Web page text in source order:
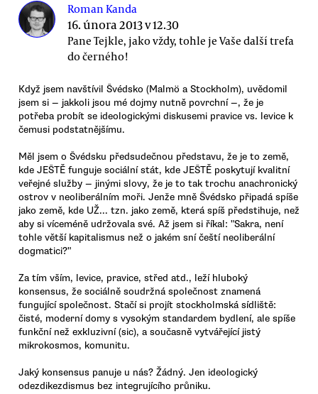
Roman Kanda
16. února 2013 v 12.30
Pane Tejkle, jako vždy, tohle je Vaše další trefa
do černého!
Když jsem navštívil Švédsko (Malmö a Stockholm), uvědomil
jsem si — jakkoli jsou mé dojmy nutně povrchní —, že je
potřeba probít se ideologickými diskusemi pravice vs. levice k
čemusi podstatnějšímu.
Měl jsem o Švédsku předsudečnou představu, že je to země,
kde JEŠTĚ funguje sociální stát, kde JEŠTĚ poskytují kvalitní
veřejné služby — jinými slovy, že je to tak trochu anachronický
ostrov v neoliberálním moři. Jenže mně Švédsko připadá spíše
jako země, kde UŽ... tzn. jako země, která spíš předstihuje, než
aby si víceméně udržovala své. Až jsem si říkal: "Sakra, není
tohle větší kapitalismus než o jakém sní čeští neoliberální
dogmatici?"
Za tím vším, levice, pravice, střed atd., leží hluboký
konsensus, že sociálně soudržná společnost znamená
fungující společnost. Stačí si projít stockholmská sídliště:
čisté, moderní domy s vysokým standardem bydlení, ale spíše
funkční než exkluzivní (sic), a současně vytvářející jistý
mikrokosmos, komunitu.
Jaký konsensus panuje u nás? Žádný. Jen ideologický
odezdikezdismus bez integrujícího průniku.